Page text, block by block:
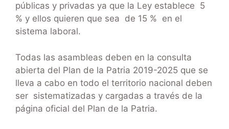
públicas y privadas ya que la Ley establece 5
% y ellos quieren que sea de 15 % en el
sistema laboral.
Todas las asambleas deben en la consulta
abierta del Plan de la Patria 2019-2025 que se
lleva a cabo en todo el territorio nacional deben
ser sistematizadas y cargadas a través de la
página oficial del Plan de la Patria.